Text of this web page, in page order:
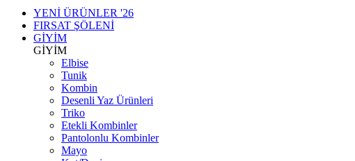
YENİ ÜRÜNLER '26
FIRSAT ŞÖLENİ
GİYİM
GİYİM
Elbise
Tunik
Kombin
Desenli Yaz Ürünleri
Triko
Etekli Kombinler
Pantolonlu Kombinler
Mayo